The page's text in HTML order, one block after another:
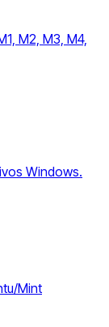
M2, M3, M4,
Windows.
Mint